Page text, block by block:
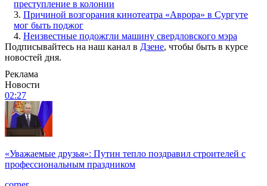
преступление в колонии
3. Причиной возгорания кинотеатра «Аврора» в Сургуте
мог быть поджог
4. Неизвестные подожгли машину свердловского мэра
Подписывайтесь на наш канал в Дзене, чтобы быть в курсе
новостей дня.
Реклама
Новости
02:27
«Уважаемые друзья»: Путин тепло поздравил строителей с
профессиональным праздником